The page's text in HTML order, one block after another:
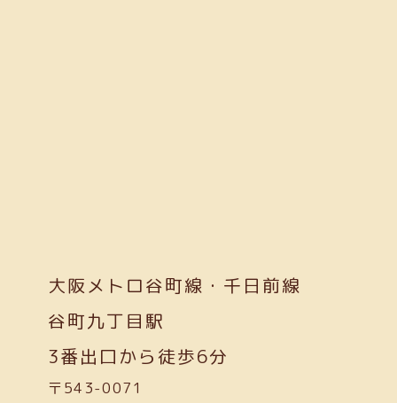
大阪メトロ谷町線・千日前線
谷町九丁目駅
3番出口から徒歩6分
〒543-0071